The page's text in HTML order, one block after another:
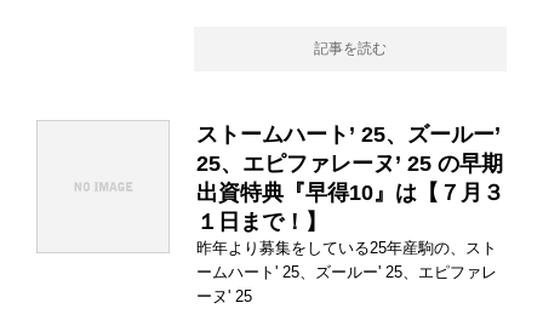
記事を読む
ストームハート’ 25、ズールー’
25、エピファレーヌ’ 25 の早期
出資特典『早得10』は【７月３
１日まで！】
昨年より募集をしている25年産駒の、スト
ームハート' 25、ズールー' 25、エピファレ
ーヌ' 25